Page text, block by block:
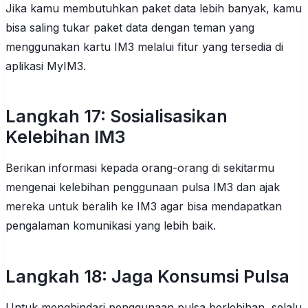
Jika kamu membutuhkan paket data lebih banyak, kamu
bisa saling tukar paket data dengan teman yang
menggunakan kartu IM3 melalui fitur yang tersedia di
aplikasi MyIM3.
Langkah 17: Sosialisasikan
Kelebihan IM3
Berikan informasi kepada orang-orang di sekitarmu
mengenai kelebihan penggunaan pulsa IM3 dan ajak
mereka untuk beralih ke IM3 agar bisa mendapatkan
pengalaman komunikasi yang lebih baik.
Langkah 18: Jaga Konsumsi Pulsa